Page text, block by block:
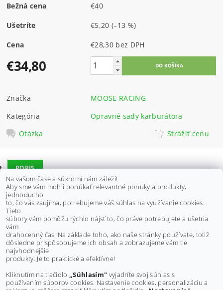
Bežná cena €40
Ušetríte €5,20(–13 %)
Cena €28,30 bez DPH
€34,80
Značka
MOOSE RACING
Kategória
Opravné sady karburátora
Otázka
Strážiť cenu
POPIS
DISKUSIA
Vhodné pre:
POLARIS Scrambler 500 2x4 00-08
POLARIS Scrambler 500 4x4 97-09
Buďte prvý, kto napíše príspevok k tejto položke.
Na vašom čase a súkromí nám záleží!
Aby sme vám mohli ponúkať relevantné ponuky a produkty,
jednoducho
to, čo vás zaujíma, potrebujeme váš súhlas na využívanie cookies.
Tieto
súbory vám pomôžu rýchlo nájsť to, čo práve potrebujete a ušetria
vám
drahocenný čas. Na základe toho, ako naše stránky používate, totiž
dôsledne prispôsobujeme ich obsah a zobrazujeme vám tie
najvhodnejšie
produkty. Je to praktické a efektívne!
Kliknutím na tlačidlo „Súhlasím" vyjadríte svoj súhlas s
používaním súborov cookies. Nastavenie cookies, personalizáciu a